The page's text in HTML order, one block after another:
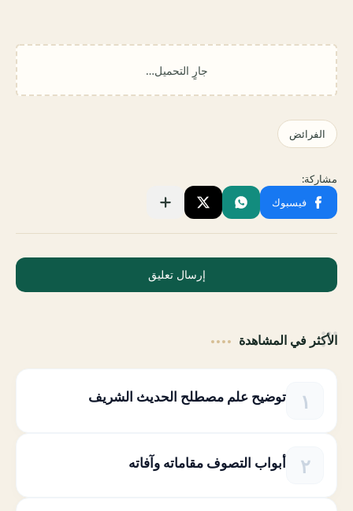
إرسال تعليق
الأكثر في المشاهدة
توضيح علم مصطلح الحديث الشريف
أبواب التصوف مقاماته وآفاته